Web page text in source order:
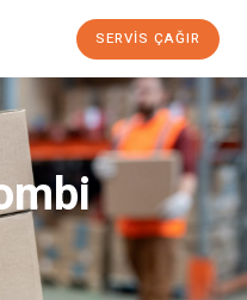
SERVIS ÇAĞIR